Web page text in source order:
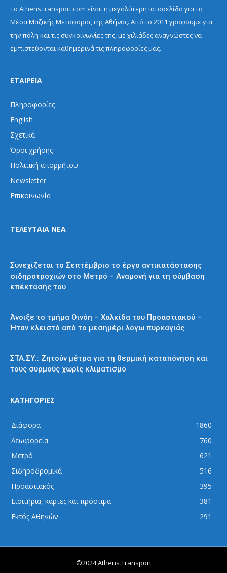
Το AthensTransport.com είναι η μεγαλύτερη ιστοσελίδα για τα
Μέσα Μαζικής Μεταφοράς της Αθήνας. Από το 2011 γράφουμε για
την πόλη και τις συγκοινωνίες της, με χιλιάδες αναγνώστες να
εμπιστεύονται καθημερινά τις πληροφορίες μας.
ΕΤΑΙΡΕΙΑ
Πληροφορίες
English
Σχετικά
Όροι χρήσης
Πολιτική απορρήτου
Newsletter
Επικοινωνία
ΤΕΛΕΥΤΑΙΑ ΝΕΑ
Συνεχίζεται το Σεπτέμβριο το έργο αντικατάστασης
σιδηροτροχιών στο Μετρό – Αναμονή για τη σύμβαση
επέκτασής του
Άνοιξε το τμήμα Οινόη – Χαλκίδα του Προαστιακού –
Ήταν κλειστό από το μεσημέρι λόγω πυρκαγιάς
ΣΤΑ.ΣΥ.: Ζητούν μέτρα για τη θερμική καταπόνηση και
τους συρμούς χωρίς κλιματισμό
ΚΑΤΗΓΟΡΙΕΣ
Διάφορα
1860
Λεωφορεία
760
Μετρό
621
Σιδηροδρομικά
516
Προαστιακός
395
Εισιτήρια, κάρτες και πρόστιμα
381
Εκτός Αθηνών
291
©2024 Athens Transport